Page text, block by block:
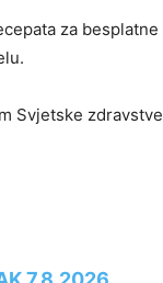
za
Svjetske